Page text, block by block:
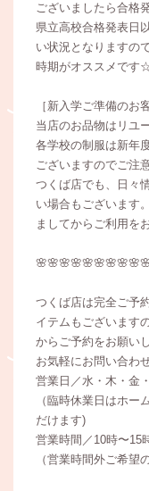
ございましたら合格
県立高校合格発表日
い状況となりますの
時期がオススメです
［新入学ご準備のお
当店のお品物はリユ
各学校の制服は新年
ございますのでご注
つくば店でも、日々
い場合もございます
ましてからご利用を
つくば店は完全ご予
イテムもございます
からご予約をお願い
お気軽にお問い合わ
営業日／水・木・金
（臨時休業日はホー
だけます)
営業時間／10時〜15
（営業時間外ご希望